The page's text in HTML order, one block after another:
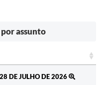
assunto
DE JULHO DE 2026